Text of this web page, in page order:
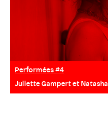
Performées #4
Juliette Gampert et